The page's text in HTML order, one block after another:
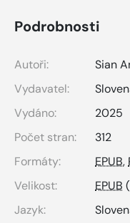
Podrobnosti
Autoři:
Sian
Vydavatel:
Vydáno:
2025
Počet stran:
312
Formáty:
EPUB,
Velikost:
EPUB
Jazyk: